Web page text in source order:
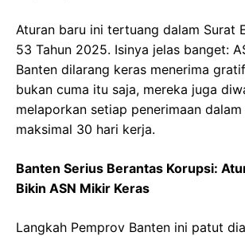
Aturan baru ini tertuang dalam Surat
53 Tahun 2025. Isinya jelas banget:
Banten dilarang keras menerima
bukan cuma itu saja, mereka juga
melaporkan setiap penerimaan
maksimal 30 hari kerja.
Banten Serius Berantas Korupsi:
Bikin ASN Mikir Keras
Langkah Pemprov Banten ini patut